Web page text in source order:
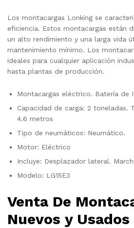
Los montacargas Lonking se
eficiencia. Estos montacargas están
un alto rendimiento y una larga vida
mantenimiento mínimo. Los
ideales para cualquier aplicación
hasta plantas de producción.
Montacargas eléctrico. Batería de
Capacidad de carga: 2 toneladas.
4.6 metros
Tipo de neumáticos: Neumático.
Motor: Eléctrico
Incluye: Desplazador lateral.
Modelo: LG15E3
Venta De
Nuevos y Usados